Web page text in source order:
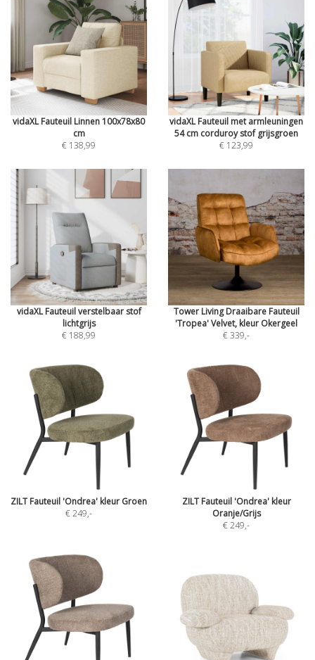
vidaXL Fauteuil Linnen 100x78x80
cm
€ 138,99
vidaXL Fauteuil met armleuningen
54 cm corduroy stof grijsgroen
€ 123,99
vidaXL Fauteuil verstelbaar stof
lichtgrijs
€ 188,99
Tower Living Draaibare Fauteuil
'Tropea' Velvet, kleur Okergeel
€ 339,-
ZILT Fauteuil 'Ondrea' kleur Groen
€ 249,-
ZILT Fauteuil 'Ondrea' kleur
Oranje/Grijs
€ 249,-